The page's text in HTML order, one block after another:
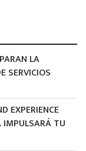
LA
SERVICIOS
EXPERIENCE
IMPULSARÁ TU